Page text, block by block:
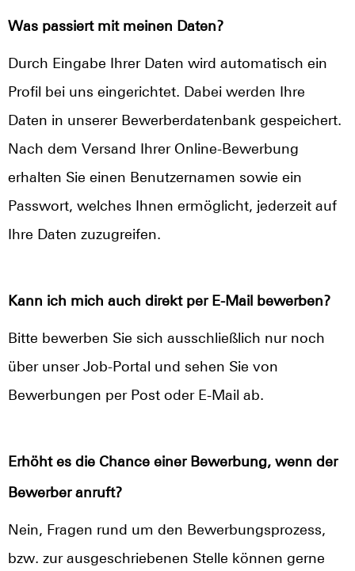
Was passiert mit meinen Daten?
Durch Eingabe Ihrer Daten wird automatisch ein
Profil bei uns eingerichtet. Dabei werden Ihre
Daten in unserer Bewerberdatenbank gespeichert.
Nach dem Versand Ihrer Online-Bewerbung
erhalten Sie einen Benutzernamen sowie ein
Passwort, welches Ihnen ermöglicht, jederzeit auf
Ihre Daten zuzugreifen.
Kann ich mich auch direkt per E-Mail bewerben?
Bitte bewerben Sie sich ausschließlich nur noch
über unser Job-Portal und sehen Sie von
Bewerbungen per Post oder E-Mail ab.
Erhöht es die Chance einer Bewerbung, wenn der
Bewerber anruft?
Nein, Fragen rund um den Bewerbungsprozess,
bzw. zur ausgeschriebenen Stelle können gerne